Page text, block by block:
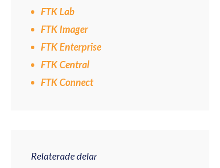
FTK Lab
FTK Imager
FTK Enterprise
FTK Central
FTK Connect
Relaterade delar